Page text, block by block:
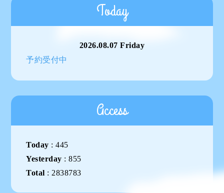
Today
2026.08.07 Friday
予約受付中
Access
Today :445
Yesterday :855
Total : 2838783